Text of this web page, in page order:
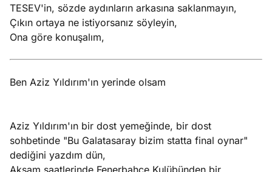
TESEV'in, sözde aydınların arkasına saklanmayın,
Çıkın ortaya ne istiyorsanız söyleyin,
Ona göre konuşalım,
Ben Aziz Yıldırım'ın yerinde olsam
Aziz Yıldırım'ın bir dost yemeğinde, bir dost
sohbetinde "Bu Galatasaray bizim statta final oynar"
dediğini yazdım dün,
Akşam saatlerinde Fenerbahçe Kulübünden bir